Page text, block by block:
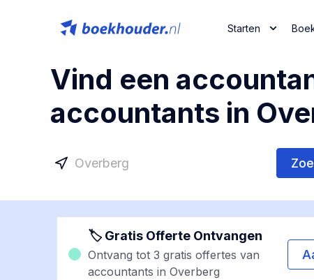
Starten
Vind een
accountants in
🏷 Gratis Offerte Ontvangen
Ontvang tot 3 gratis offertes van
accountants in Overberg